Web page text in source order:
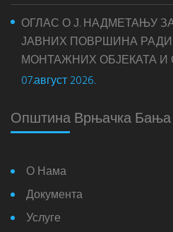
ОГЛАС О Ј. НАДМЕТАЊУ
ЈАВНИХ ПОВРШИНА
МОНТАЖНИХ ОБЈЕКАТА
07.август 2026.
Општина Врњачка Бања
О Нама
Документа
Услуге